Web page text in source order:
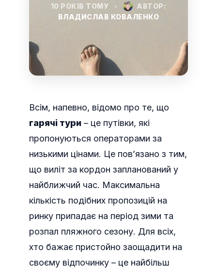
10 РОКІВ ТОМУ •
АВТОР:
ВЛАДИСЛАВ КОВАЛЕНКО
Всім, напевно, відомо про те, що
гарячі тури – це путівки, які
пропонуються операторами за
низькими цінами. Це пов’язано з тим,
що виліт за кордон запланований у
найближчий час. Максимальна
кількість подібних пропозицій на
ринку припадає на період зими та
розпал пляжного сезону. Для всіх,
хто бажає пристойно заощадити на
своєму відпочинку – це найбільш